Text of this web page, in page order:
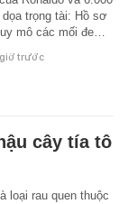
trọng tài: Hồ sơ
mô các mối đe…
trước
cây tía tô
loại rau quen thuộc